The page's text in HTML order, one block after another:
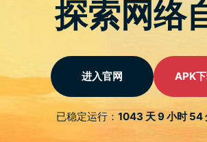
VPN 轻松
05/01/2023 Annie